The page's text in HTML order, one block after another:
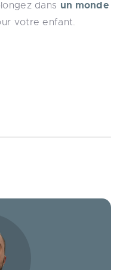
dans un monde
votre enfant.